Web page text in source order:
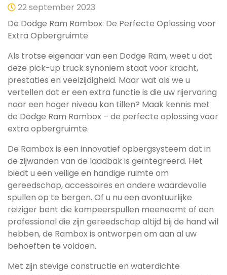
22 september 2023
De Dodge Ram Rambox: De Perfecte Oplossing voor
Extra Opbergruimte
Als trotse eigenaar van een Dodge Ram, weet u dat
deze pick-up truck synoniem staat voor kracht,
prestaties en veelzijdigheid. Maar wat als we u
vertellen dat er een extra functie is die uw rijervaring
naar een hoger niveau kan tillen? Maak kennis met
de Dodge Ram Rambox – de perfecte oplossing voor
extra opbergruimte.
De Rambox is een innovatief opbergsysteem dat in
de zijwanden van de laadbak is geïntegreerd. Het
biedt u een veilige en handige ruimte om
gereedschap, accessoires en andere waardevolle
spullen op te bergen. Of u nu een avontuurlijke
reiziger bent die kampeerspullen meeneemt of een
professional die zijn gereedschap altijd bij de hand wil
hebben, de Rambox is ontworpen om aan al uw
behoeften te voldoen.
Met zijn stevige constructie en waterdichte